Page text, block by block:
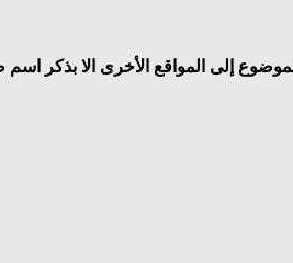
إلى المواقع الأخرى الا بذكر